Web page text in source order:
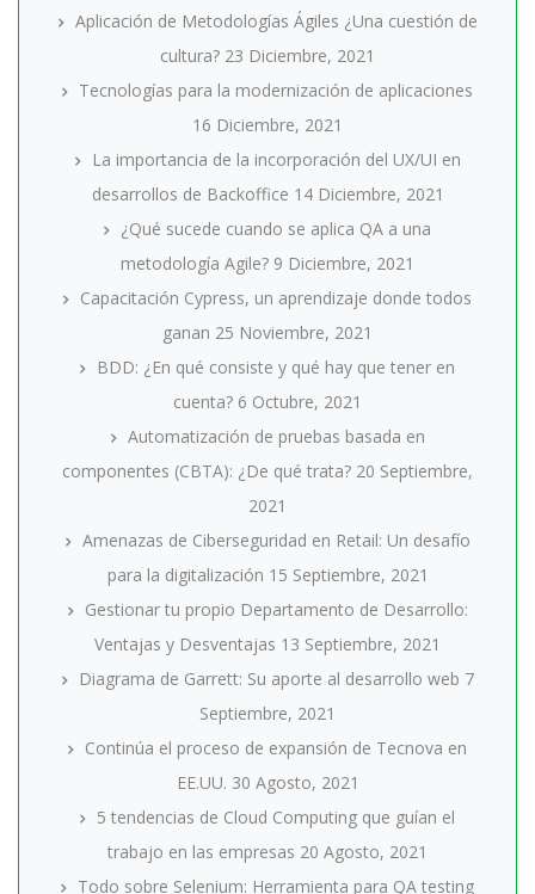
Aplicación de Metodologías Ágiles ¿Una cuestión de
cultura? 23 Diciembre, 2021
Tecnologías para la modernización de aplicaciones
16 Diciembre, 2021
La importancia de la incorporación del UX/UI en
desarrollos de Backoffice 14 Diciembre, 2021
¿Qué sucede cuando se aplica QA a una
metodología Agile? 9 Diciembre, 2021
Capacitación Cypress, un aprendizaje donde todos
ganan 25 Noviembre, 2021
BDD: ¿En qué consiste y qué hay que tener en
cuenta? 6 Octubre, 2021
Automatización de pruebas basada en
componentes (CBTA): ¿De qué trata? 20 Septiembre,
2021
Amenazas de Ciberseguridad en Retail: Un desafío
para la digitalización 15 Septiembre, 2021
Gestionar tu propio Departamento de Desarrollo:
Ventajas y Desventajas 13 Septiembre, 2021
Diagrama de Garrett: Su aporte al desarrollo web 7
Septiembre, 2021
Continúa el proceso de expansión de Tecnova en
EE.UU. 30 Agosto, 2021
5 tendencias de Cloud Computing que guían el
trabajo en las empresas 20 Agosto, 2021
Todo sobre Selenium: Herramienta para QA testing